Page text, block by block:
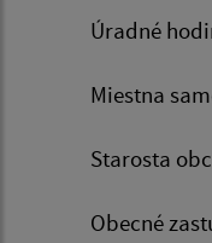
Úradné
Miestna
Starosta
Obecné